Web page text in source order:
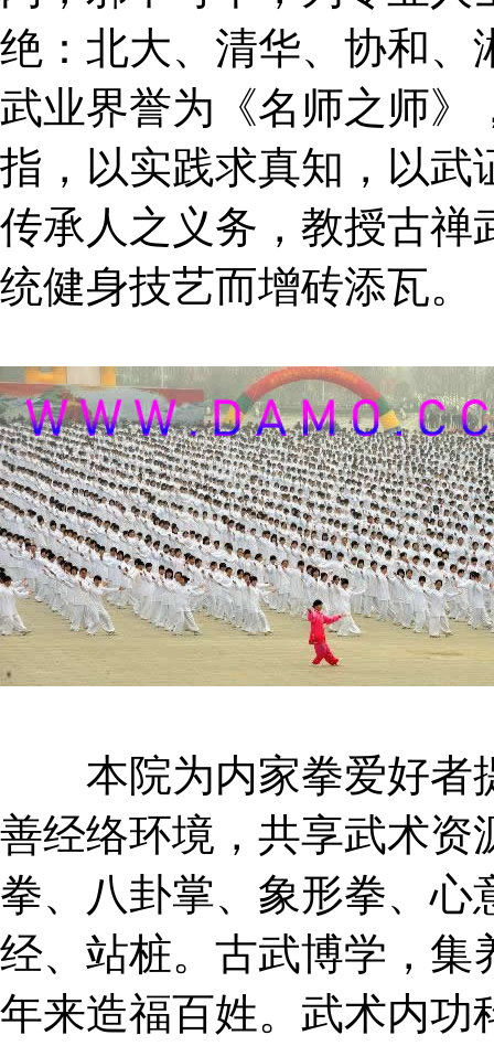
绝：北大、清华、协和、
武业界誉为《名师之师》
指，以实践求真知，以武
传承人之义务，教授古禅
统健身技艺而增砖添瓦。
本院为内家拳爱好者
善经络环境，共享武术资
拳、八卦掌、象形拳、心
经、站桩。古武博学，集
年来造福百姓。武术内功